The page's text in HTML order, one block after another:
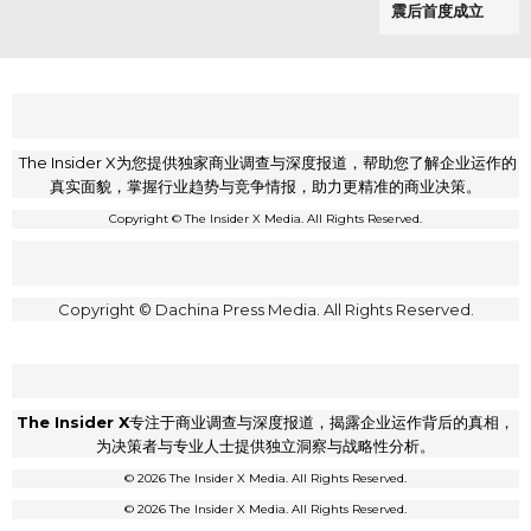
震后首度成立
The Insider X为您提供独家商业调查与深度报道，帮助您了解企业运作的
真实面貌，掌握行业趋势与竞争情报，助力更精准的商业决策。
Copyright © The Insider X Media. All Rights Reserved.
Copyright © Dachina Press Media. All Rights Reserved.
The Insider X专注于商业调查与深度报道，揭露企业运作背后的真相，
为决策者与专业人士提供独立洞察与战略性分析。
© 2026 The Insider X Media. All Rights Reserved.
© 2026 The Insider X Media. All Rights Reserved.